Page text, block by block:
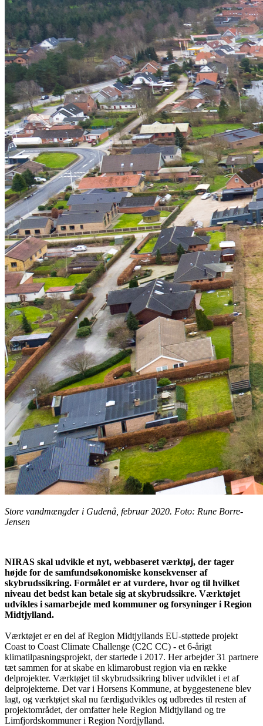
Store vandmængder i Gudenå, februar 2020. Foto: Rune Borre-
Jensen
NIRAS skal udvikle et nyt, webbaseret værktøj, der tager
højde for de samfundsøkonomiske konsekvenser af
skybrudssikring. Formålet er at vurdere, hvor og til hvilket
niveau det bedst kan betale sig at skybrudssikre. Værktøjet
udvikles i samarbejde med kommuner og forsyninger i Region
Midtjylland.
Værktøjet er en del af Region Midtjyllands EU-støttede projekt
Coast to Coast Climate Challenge (C2C CC) - et 6-årigt
klimatilpasningsprojekt, der startede i 2017. Her arbejder 31 partnere
tæt sammen for at skabe en klimarobust region via en række
delprojekter. Værktøjet til skybrudssikring bliver udviklet i et af
delprojekterne. Det var i Horsens Kommune, at byggestenene blev
lagt, og værktøjet skal nu færdigudvikles og udbredes til resten af
projektområdet, der omfatter hele Region Midtjylland og tre
Limfjordskommuner i Region Nordjylland.